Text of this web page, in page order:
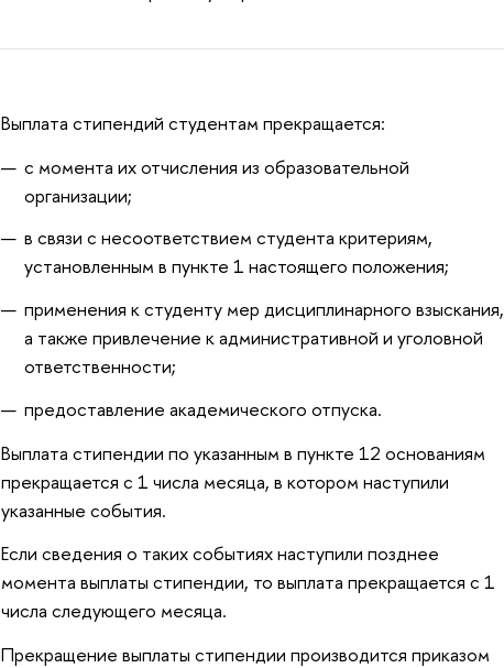
Выплата стипендий студентам прекращается:
с момента их отчисления из образовательной
организации;
в связи с несоответствием студента критериям,
установленным в пункте 1 настоящего положения;
применения к студенту мер дисциплинарного взыскания,
а также привлечение к административной и уголовной
ответственности;
предоставление академического отпуска.
Выплата стипендии по указанным в пункте 12 основаниям
прекращается с 1 числа месяца, в котором наступили
указанные события.
Если сведения о таких событиях наступили позднее
момента выплаты стипендии, то выплата прекращается с 1
числа следующего месяца.
Прекращение выплаты стипендии производится приказом